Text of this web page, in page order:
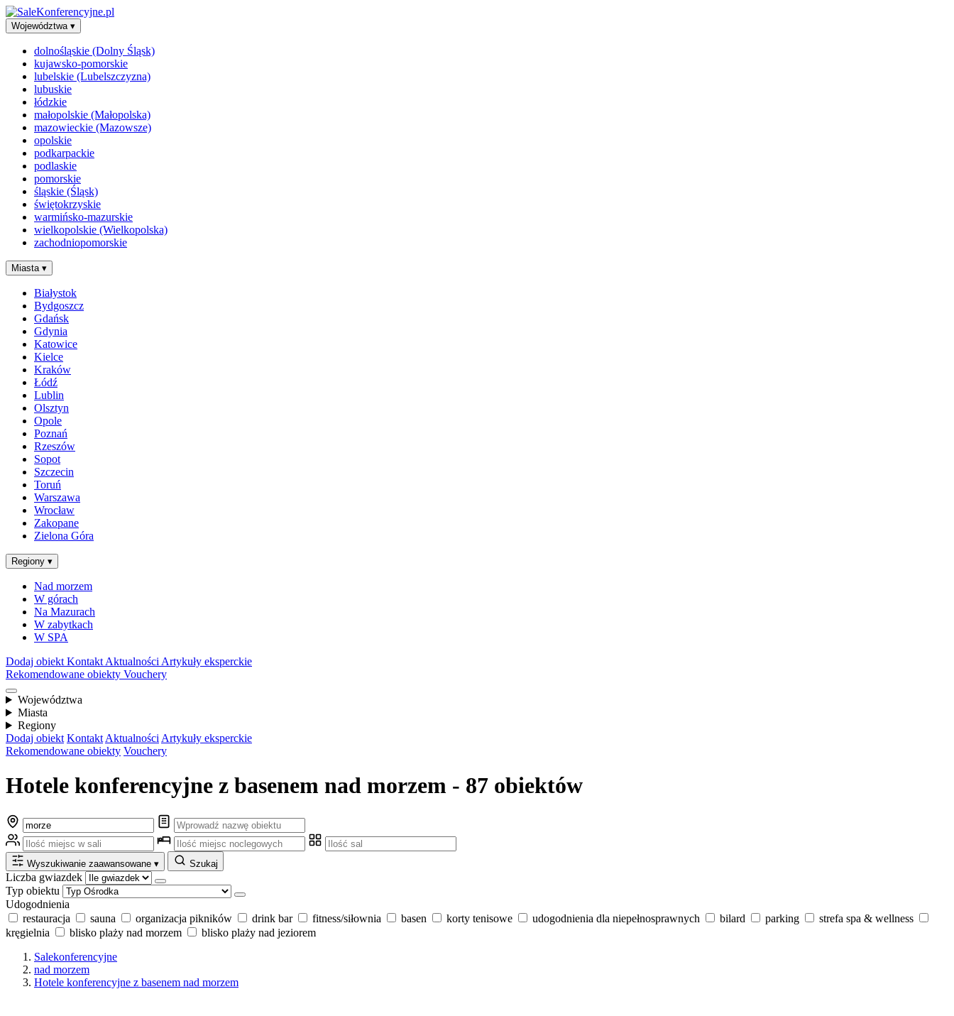
Województwa ▾
dolnośląskie (Dolny Śląsk)
kujawsko-pomorskie
lubelskie (Lubelszczyzna)
lubuskie
łódzkie
małopolskie (Małopolska)
mazowieckie (Mazowsze)
opolskie
podkarpackie
podlaskie
pomorskie
śląskie (Śląsk)
świętokrzyskie
warmińsko-mazurskie
wielkopolskie (Wielkopolska)
zachodniopomorskie
Miasta ▾
Białystok
Bydgoszcz
Gdańsk
Gdynia
Katowice
Kielce
Kraków
Łódź
Lublin
Olsztyn
Opole
Poznań
Rzeszów
Sopot
Szczecin
Toruń
Warszawa
Wrocław
Zakopane
Zielona Góra
Regiony ▾
Nad morzem
W górach
Na Mazurach
W zabytkach
W SPA
Dodaj obiekt Kontakt Aktualności Artykuły eksperckie
Rekomendowane obiekty Vouchery
Województwa
Miasta
Regiony
Dodaj obiekt Kontakt Aktualności Artykuły eksperckie
Rekomendowane obiekty Vouchery
Hotele konferencyjne z basenem nad morzem - 87 obiektów
Wyszukiwanie zaawansowane ▾ Szukaj
Liczba gwiazdek
Typ obiektu
Udogodnienia
restauracja
sauna organizacja pikników drink bar fitness/siłownia basen korty tenisowe udogodnienia dla niepełnosprawnych bilard parking
strefa spa & wellness
kręgielnia
blisko plaży nad morzem
blisko plaży nad jeziorem
Salekonferencyjne
nad morzem
Hotele konferencyjne z basenem nad morzem